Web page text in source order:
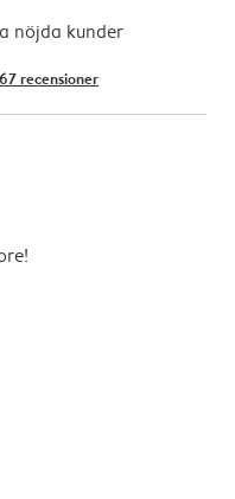
nöjda kunder
recensioner